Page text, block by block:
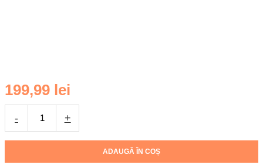
199,99 lei
-
Husa
fibra
pentru
+
ADAUGĂ ÎN COȘ